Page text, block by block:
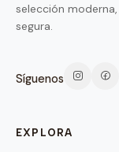
selección
segura.
Síguenos
EXPLORA